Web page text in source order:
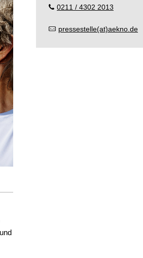
0211 / 4302 2013
pressestelle(at)aekno.de